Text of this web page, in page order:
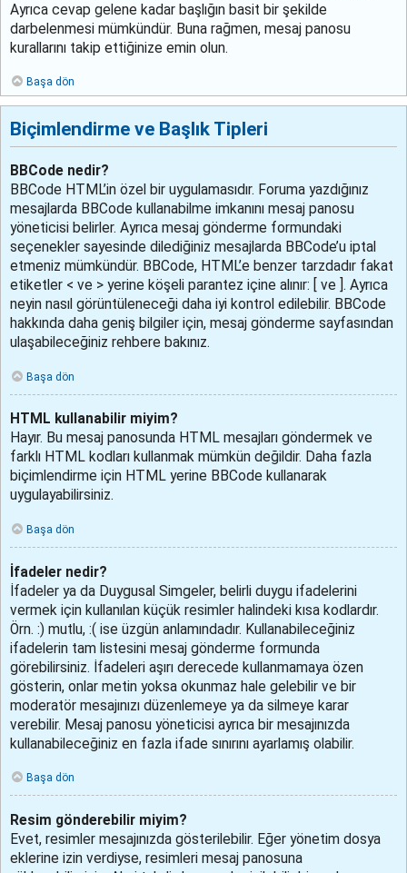
Ayrıca cevap gelene kadar başlığın basit bir şekilde
darbelenmesi mümkündür. Buna rağmen, mesaj panosu
kurallarını takip ettiğinize emin olun.
Başa dön
Biçimlendirme ve Başlık Tipleri
BBCode nedir?
BBCode HTML’in özel bir uygulamasıdır. Foruma yazdığınız
mesajlarda BBCode kullanabilme imkanını mesaj panosu
yöneticisi belirler. Ayrıca mesaj gönderme formundaki
seçenekler sayesinde dilediğiniz mesajlarda BBCode’u iptal
etmeniz mümkündür. BBCode, HTML’e benzer tarzdadır fakat
etiketler < ve > yerine köşeli parantez içine alınır: [ ve ]. Ayrıca
neyin nasıl görüntüleneceği daha iyi kontrol edilebilir. BBCode
hakkında daha geniş bilgiler için, mesaj gönderme sayfasından
ulaşabileceğiniz rehbere bakınız.
Başa dön
HTML kullanabilir miyim?
Hayır. Bu mesaj panosunda HTML mesajları göndermek ve
farklı HTML kodları kullanmak mümkün değildir. Daha fazla
biçimlendirme için HTML yerine BBCode kullanarak
uygulayabilirsiniz.
Başa dön
İfadeler nedir?
İfadeler ya da Duygusal Simgeler, belirli duygu ifadelerini
vermek için kullanılan küçük resimler halindeki kısa kodlardır.
Örn. :) mutlu, :( ise üzgün anlamındadır. Kullanabileceğiniz
ifadelerin tam listesini mesaj gönderme formunda
görebilirsiniz. İfadeleri aşırı derecede kullanmamaya özen
gösterin, onlar metin yoksa okunmaz hale gelebilir ve bir
moderatör mesajınızı düzenlemeye ya da silmeye karar
verebilir. Mesaj panosu yöneticisi ayrıca bir mesajınızda
kullanabileceğiniz en fazla ifade sınırını ayarlamış olabilir.
Başa dön
Resim gönderebilir miyim?
Evet, resimler mesajınızda gösterilebilir. Eğer yönetim dosya
eklerine izin verdiyse, resimleri mesaj panosuna